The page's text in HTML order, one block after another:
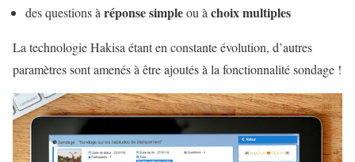
des questions à réponse simpleou à choix multiples
La technologie Hakisa étant en constante évolution, d’autres
paramètres sont amenés à être ajoutés à la fonctionnalité sondage !